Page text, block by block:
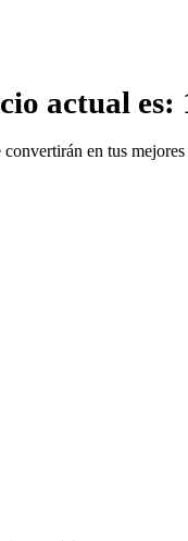
actual es:
en tus